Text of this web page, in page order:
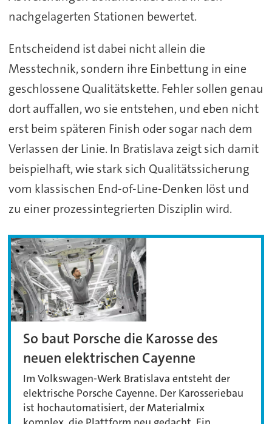
nachgelagerten Stationen bewertet.
Entscheidend ist dabei nicht allein die
Messtechnik, sondern ihre Einbettung in eine
geschlossene Qualitätskette. Fehler sollen genau
dort auffallen, wo sie entstehen, und eben nicht
erst beim späteren Finish oder sogar nach dem
Verlassen der Linie. In Bratislava zeigt sich damit
beispielhaft, wie stark sich Qualitätssicherung
vom klassischen End-of-Line-Denken löst und
zu einer prozessintegrierten Disziplin wird.
So baut Porsche die Karosse des
neuen elektrischen Cayenne
Im Volkswagen-Werk Bratislava entsteht der
elektrische Porsche Cayenne. Der Karosseriebau
ist hochautomatisiert, der Materialmix